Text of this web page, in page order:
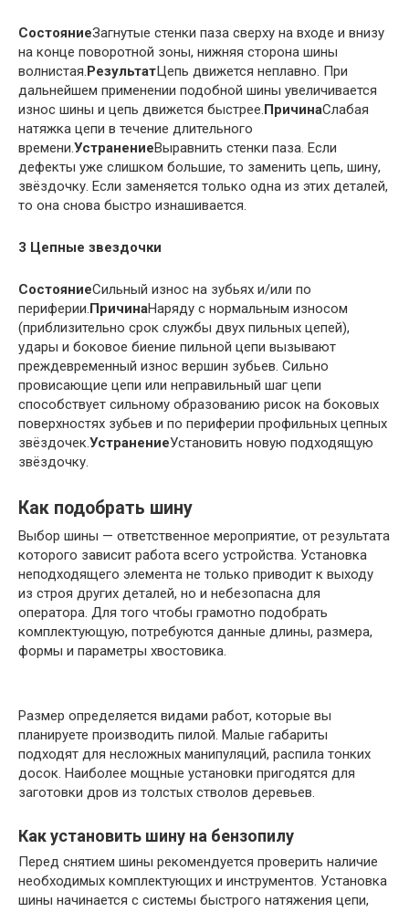
СостояниеЗагнутые стенки паза сверху на входе и внизу
на конце поворотной зоны, нижняя сторона шины
волнистая. РезультатЦепь движется неплавно. При
дальнейшем применении подобной шины увеличивается
износ шины и цепь движется быстрее. ПричинаСлабая
натяжка цепи в течение длительного
времени. УстранениеВыравнить стенки паза. Если
дефекты уже слишком большие, то заменить цепь, шину,
звёздочку. Если заменяется только одна из этих деталей,
то она снова быстро изнашивается.
3 Цепные звездочки
СостояниеСильный износ на зубьях и/или по
периферии. ПричинаНаряду с нормальным износом
(приблизительно срок службы двух пильных цепей),
удары и боковое биение пильной цепи вызывают
преждевременный износ вершин зубьев. Сильно
провисающие цепи или неправильный шаг цепи
способствует сильному образованию рисок на боковых
поверхностях зубьев и по периферии профильных цепных
звёздочек. УстранениеУстановить новую подходящую
звёздочку.
Как подобрать шину
Выбор шины — ответственное мероприятие, от результата
которого зависит работа всего устройства. Установка
неподходящего элемента не только приводит к выходу
из строя других деталей, но и небезопасна для
оператора. Для того чтобы грамотно подобрать
комплектующую, потребуются данные длины, размера,
формы и параметры хвостовика.
Размер определяется видами работ, которые вы
планируете производить пилой. Малые габариты
подходят для несложных манипуляций, распила тонких
досок. Наиболее мощные установки пригодятся для
заготовки дров из толстых стволов деревьев.
Как установить шину на бензопилу
Перед снятием шины рекомендуется проверить наличие
необходимых комплектующих и инструментов. Установка
шины начинается с системы быстрого натяжения цепи,